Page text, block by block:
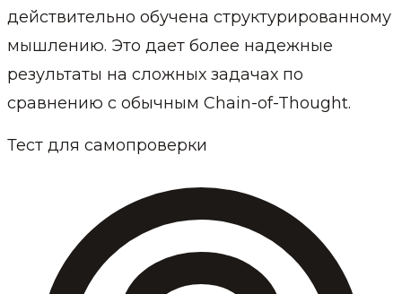
действительно обучена структурированному
мышлению. Это дает более надежные
результаты на сложных задачах по
сравнению с обычным Chain-of-Thought.
Тест для самопроверки